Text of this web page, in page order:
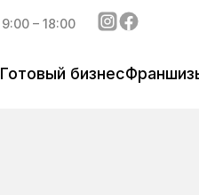
9:00 – 18:00
Готовый бизнес